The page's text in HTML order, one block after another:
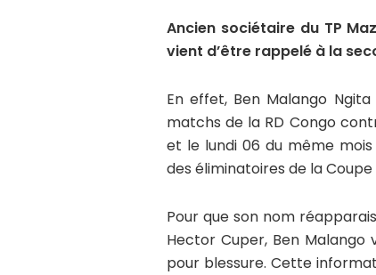
Ancien sociétaire du TP
vient d’être rappelé à la
En effet, Ben Malango
matchs de la RD Congo
et le lundi 06 du même
des éliminatoires de la
Pour que son nom
Hector Cuper, Ben
pour blessure. Cette